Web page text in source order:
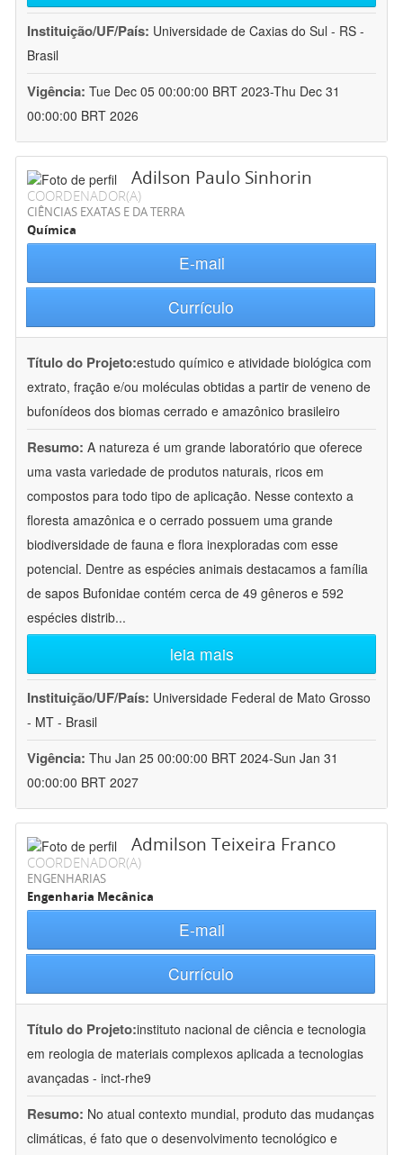
Instituição/UF/País: Universidade de Caxias do Sul - RS -
Brasil
Vigência: Tue Dec 05 00:00:00 BRT 2023-Thu Dec 31
00:00:00 BRT 2026
Adilson Paulo Sinhorin
COORDENADOR(A)
CIÊNCIAS EXATAS E DA TERRA
Química
E-mail
Currículo
Título do Projeto:estudo químico e atividade biológica com
extrato, fração e/ou moléculas obtidas a partir de veneno de
bufonídeos dos biomas cerrado e amazônico brasileiro
Resumo: A natureza é um grande laboratório que oferece
uma vasta variedade de produtos naturais, ricos em
compostos para todo tipo de aplicação. Nesse contexto a
floresta amazônica e o cerrado possuem uma grande
biodiversidade de fauna e flora inexploradas com esse
potencial. Dentre as espécies animais destacamos a família
de sapos Bufonidae contém cerca de 49 gêneros e 592
espécies distrib...
leia mais
Instituição/UF/País: Universidade Federal de Mato Grosso
- MT - Brasil
Vigência: Thu Jan 25 00:00:00 BRT 2024-Sun Jan 31
00:00:00 BRT 2027
Admilson Teixeira Franco
COORDENADOR(A)
ENGENHARIAS
Engenharia Mecânica
E-mail
Currículo
Título do Projeto:instituto nacional de ciência e tecnologia
em reologia de materiais complexos aplicada a tecnologias
avançadas - inct-rhe9
Resumo: No atual contexto mundial, produto das mudanças
climáticas, é fato que o desenvolvimento tecnológico e